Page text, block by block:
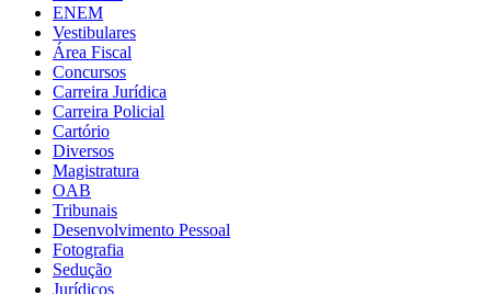
ENEM
Vestibulares
Área Fiscal
Concursos
Carreira Jurídica
Carreira Policial
Cartório
Diversos
Magistratura
OAB
Tribunais
Desenvolvimento Pessoal
Fotografia
Sedução
Jurídicos